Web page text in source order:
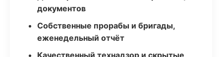
документов
Собственные прорабы и бригады,
еженедельный отчёт
Качественный технадзор и скрытые